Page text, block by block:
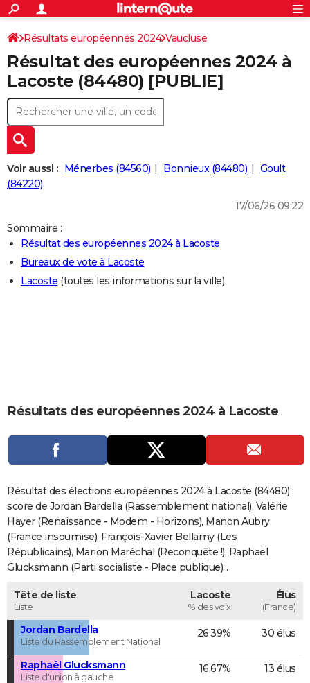
ACTUALITÉS
Politique
Société
Faits Divers
Education
Monde
Villes
+
SPORT
Coupe du monde 2026
Football
Tennis
Cyclisme
Rugby
Forum
Programme TV
TNT
Streaming
Cinéma
Sorties cinéma
Musique
+
FINANCE
Retraite
Impôts
Epargne
Immobilier
Risques naturels par ville
Banque
Assurance
Crédit
AUTO
Essais
Réserver un essai
Citadines
Berlines
SUV
Forum auto
+
HIGH-TECH
Mobiles
Meilleur smartphone
Internet
Ordinateurs
Jeux vidéo
Guide high-tech
+
BRICOLAGE
Guides de France
Escapades
Patrimoine
Expositions
Musées
Week-end nature
LIFESTYLE
Art de vivre
Bien-être
Loisirs
Mode
Modes de vie
CARTE DE VOEUX
Carte de Noël
Carte Bonne année
Carte Saint-Valentin
Carte Pâques
Carte d'anniversaire
DICTIONNAIRE
Dictionnaire
Biographies
Citations
Expressions
Proverbes
PROGRAMME TV
COPAINS D'AVANT
S'inscrire
Se connecter
Lycées
Collèges
Primaires
Universités
Entreprises
Service militaire
Avis de recherche
AVIS DE DÉCÈS
FORUM
S'inscrire
Connexion
Résultats européennes 2024 Vaucluse
Résultat des européennes 2024 à
Lacoste (84480) [PUBLIE]
Voir aussi : Ménerbes (84560) Bonnieux (84480)
Goult
(84220)
17/06/26 09:22
Sommaire :
Résultat des européennes 2024 à Lacoste
Bureaux de vote à Lacoste
Lacoste (toutes les informations sur la ville)
Résultats des européennes 2024 à Lacoste
Résultat des élections européennes 2024 à Lacoste (84480) :
score de Jordan Bardella (Rassemblement national), Valérie
Hayer (Renaissance - Modem - Horizons), Manon Aubry
(France insoumise), François-Xavier Bellamy (Les
Républicains), Marion Maréchal (Reconquête !), Raphaël
Glucksmann (Parti socialiste - Place publique)...
Tête de liste
Liste
Lacoste
% des voix
Élus
(France)
Jordan Bardella
Liste du Rassemblement National
26,39% 30 élus
Raphaël Glucksmann
Liste d'union à gauche
16,67% 13 élus